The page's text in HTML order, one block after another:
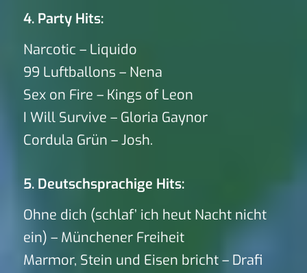
4. Party Hits:
Narcotic – Liquido
99 Luftballons – Nena
Sex on Fire – Kings of Leon
I Will Survive – Gloria Gaynor
Cordula Grün – Josh.
5. Deutschsprachige Hits:
Ohne dich (schlaf’ ich heut Nacht nicht
ein) – Münchener Freiheit
Marmor, Stein und Eisen bricht – Drafi